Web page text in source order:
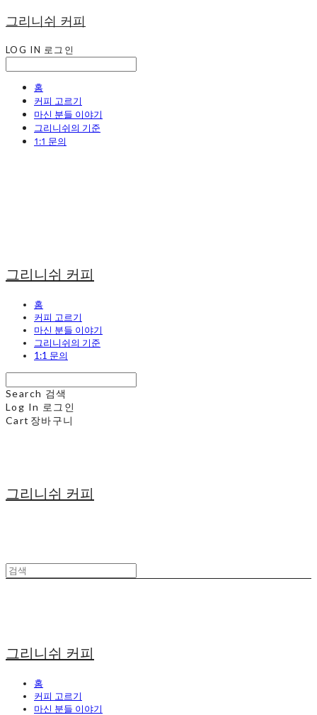
그리니쉬 커피
LOG IN 로그인
홈
커피 고르기
마신 분들 이야기
그리니쉬의 기준
1:1 문의
그리니쉬 커피
홈
커피 고르기
마신 분들 이야기
그리니쉬의 기준
1:1 문의
Search 검색
Log In 로그인
Cart 장바구니
그리니쉬 커피
그리니쉬 커피
홈
커피 고르기
마신 분들 이야기